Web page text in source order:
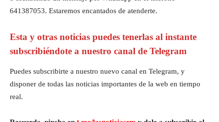
641387053. Estaremos encantados de atenderte.
Esta y otras noticias puedes tenerlas al instante
subscribiéndote a nuestro canal de Telegram
Puedes subscribirte a nuestro nuevo canal en Telegram, y
disponer de todas las noticias importantes de la web en tiempo
real.